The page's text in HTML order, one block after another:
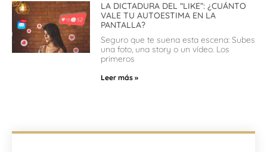
LA DICTADURA DEL “LIKE”: ¿CUÁNTO
VALE TU AUTOESTIMA EN LA
PANTALLA?
Seguro que te suena esta escena: Subes
una foto, una story o un vídeo. Los
primeros
Leer más »